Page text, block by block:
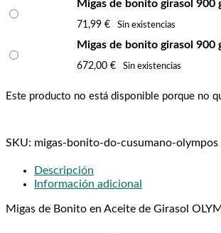
Migas de bonito girasol 900
71,99 € Sin existencias
Migas de bonito girasol 900
672,00 € Sin existencias
Este producto no está disponible porque no
SKU: migas-bonito-do-cusumano-olympos
Descripción
Información adicional
Migas de Bonito en Aceite de Girasol